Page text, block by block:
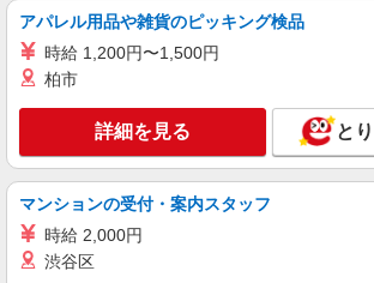
すき家の店舗スタッフ（接
ど）
［2026/09/01〜2026/11/
時給1,350円 ※22:00〜翌
校生時給1,250円 ※早朝手当
150円 ［通常］ 時給1,250円 ※22:00〜翌5:00：時
給1,563円 ※高校生時給1,150
（5:00〜9:00）時給＋150円
愛知県岡崎市戸崎新町2-1
15の一部
キープ 詳
アルバイト パート
すき家 岡崎鴨田店
アパレル用品や雑貨のピッキング検品
時給 1,200円〜1,500円
柏市
詳細を見る と
マンションの受付・案内スタッフ
時給 2,000円
渋谷区